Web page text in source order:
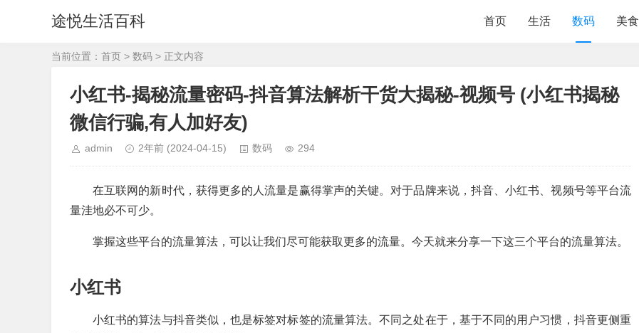
途悦生活百科 首页 生活 数码 美食
当前位置： 首页 > 数码 > 正文内容
小红书-揭秘流量密码-抖音算法解析干货大揭秘-视频号 (小红书揭秘
微信行骗,有人加好友)
admin 2年前 (2024-04-15) 数码 294
在互联网的新时代，获得更多的人流量是赢得掌声的关键。对于品牌来说，抖音、小红书、视频号等平台流
量洼地必不可少。
掌握这些平台的流量算法，可以让我们尽可能获取更多的流量。今天就来分享一下这三个平台的流量算法。
小红书
小红书的算法与抖音类似，也是标签对标签的流量算法。不同之处在于，基于不同的用户习惯，抖音更侧重